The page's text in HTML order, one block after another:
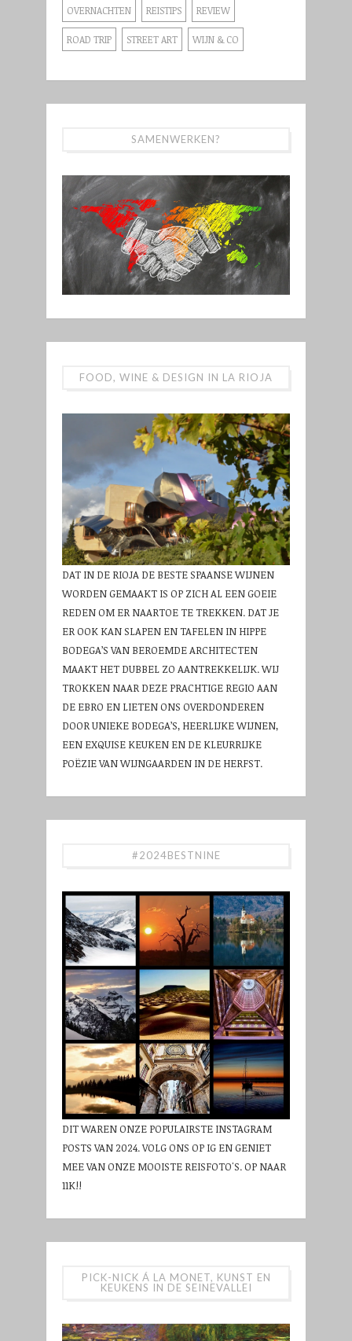
OVERNACHTEN REISTIPS REVIEW
ROAD TRIP STREET ART WIJN & CO
SAMENWERKEN?
FOOD, WINE & DESIGN IN LA RIOJA
DAT IN DE RIOJA DE BESTE SPAANSE WIJNEN
WORDEN GEMAAKT IS OP ZICH AL EEN GOEIE
REDEN OM ER NAARTOE TE TREKKEN. DAT JE
ER OOK KAN SLAPEN EN TAFELEN IN HIPPE
BODEGA’S VAN BEROEMDE ARCHITECTEN
MAAKT HET DUBBEL ZO AANTREKKELIJK. WIJ
TROKKEN NAAR DEZE PRACHTIGE REGIO AAN
DE EBRO EN LIETEN ONS OVERDONDEREN
DOOR UNIEKE BODEGA’S, HEERLIJKE WIJNEN,
EEN EXQUISE KEUKEN EN DE KLEURRIJKE
POËZIE VAN WIJNGAARDEN IN DE HERFST.
#2024BESTNINE
DIT WAREN ONZE POPULAIRSTE INSTAGRAM
POSTS VAN 2024. VOLG ONS OP IG EN GENIET
MEE VAN ONZE MOOISTE REISFOTO'S. OP NAAR
11K!!
PICK-NICK Á LA MONET, KUNST EN
KEUKENS IN DE SEINEVALLEI